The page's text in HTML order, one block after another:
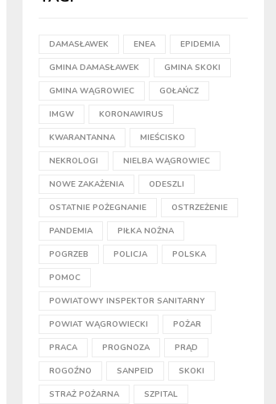
DAMASŁAWEK ENEA EPIDEMIA
GMINA DAMASŁAWEK GMINA SKOKI
GMINA WĄGROWIEC GOŁAŃCZ
IMGW KORONAWIRUS
KWARANTANNA MIEŚCISKO
NEKROLOGI NIELBA WĄGROWIEC
NOWE ZAKAŻENIA ODESZLI
OSTATNIE POŻEGNANIE OSTRZEŻENIE
PANDEMIA PIŁKA NOŻNA
POGRZEB POLICJA POLSKA
POMOC
POWIATOWY INSPEKTOR SANITARNY
POWIAT WĄGROWIECKI POŻAR
PRACA PROGNOZA PRĄD
ROGOŹNO SANPEID SKOKI
STRAŻ POŻARNA SZPITAL